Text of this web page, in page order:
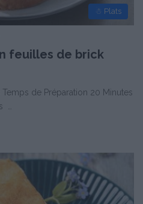
☃ Plats
feuilles de brick
de Préparation 20 Minutes
…